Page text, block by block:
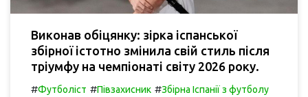
Виконав обіцянку: зірка іспанської
збірної істотно змінила свій стиль після
тріумфу на чемпіонаті світу 2026 року.
#Футболіст #Півзахисник #Збірна Іспанії з футболу